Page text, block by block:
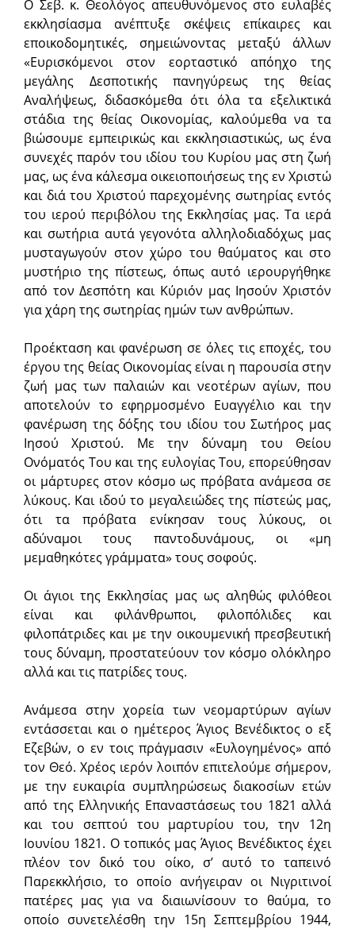
Ο Σεβ. κ. Θεολόγος απευθυνόμενος στο ευλαβές
εκκλησίασμα ανέπτυξε σκέψεις επίκαιρες και
εποικοδομητικές, σημειώνοντας μεταξύ άλλων
«Ευρισκόμενοι στον εορταστικό απόηχο της
μεγάλης Δεσποτικής πανηγύρεως της θείας
Αναλήψεως, διδασκόμεθα ότι όλα τα εξελικτικά
στάδια της θείας Οικονομίας, καλούμεθα να τα
βιώσουμε εμπειρικώς και εκκλησιαστικώς, ως ένα
συνεχές παρόν του ιδίου του Κυρίου μας στη ζωή
μας, ως ένα κάλεσμα οικειοποιήσεως της εν Χριστώ
και διά του Χριστού παρεχομένης σωτηρίας εντός
του ιερού περιβόλου της Εκκλησίας μας. Τα ιερά
και σωτήρια αυτά γεγονότα αλληλοδιαδόχως μας
μυσταγωγούν στον χώρο του θαύματος και στο
μυστήριο της πίστεως, όπως αυτό ιερουργήθηκε
από τον Δεσπότη και Κύριόν μας Ιησούν Χριστόν
για χάρη της σωτηρίας ημών των ανθρώπων.
Προέκταση και φανέρωση σε όλες τις εποχές, του
έργου της θείας Οικονομίας είναι η παρουσία στην
ζωή μας των παλαιών και νεοτέρων αγίων, που
αποτελούν το εφηρμοσμένο Ευαγγέλιο και την
φανέρωση της δόξης του ιδίου του Σωτήρος μας
Ιησού Χριστού. Με την δύναμη του Θείου
Ονόματός Του και της ευλογίας Του, επορεύθησαν
οι μάρτυρες στον κόσμο ως πρόβατα ανάμεσα σε
λύκους. Και ιδού το μεγαλειώδες της πίστεώς μας,
ότι τα πρόβατα ενίκησαν τους λύκους, οι
αδύναμοι τους παντοδυνάμους, οι «μη
μεμαθηκότες γράμματα» τους σοφούς.
Οι άγιοι της Εκκλησίας μας ως αληθώς φιλόθεοι
είναι και φιλάνθρωποι, φιλοπόλιδες και
φιλοπάτριδες και με την οικουμενική πρεσβευτική
τους δύναμη, προστατεύουν τον κόσμο ολόκληρο
αλλά και τις πατρίδες τους.
Ανάμεσα στην χορεία των νεομαρτύρων αγίων
εντάσσεται και ο ημέτερος Άγιος Βενέδικτος ο εξ
Εζεβών, ο εν τοις πράγμασιν «Ευλογημένος» από
τον Θεό. Χρέος ιερόν λοιπόν επιτελούμε σήμερον,
με την ευκαιρία συμπληρώσεως διακοσίων ετών
από της Ελληνικής Επαναστάσεως του 1821 αλλά
και του σεπτού του μαρτυρίου του, την 12η
Ιουνίου 1821. Ο τοπικός μας Άγιος Βενέδικτος έχει
πλέον τον δικό του οίκο, σ’ αυτό το ταπεινό
Παρεκκλήσιο, το οποίο ανήγειραν οι Νιγριτινοί
πατέρες μας για να διαιωνίσουν το θαύμα, το
οποίο συνετελέσθη την 15η Σεπτεμβρίου 1944,